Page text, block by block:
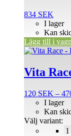
834 SEK
I lager
Kan
Lägg till i vagn
Vita
120 SEK –
I lager
Kan
Välj variant:
Den
produkten
har
varianter.
olika
alternativen